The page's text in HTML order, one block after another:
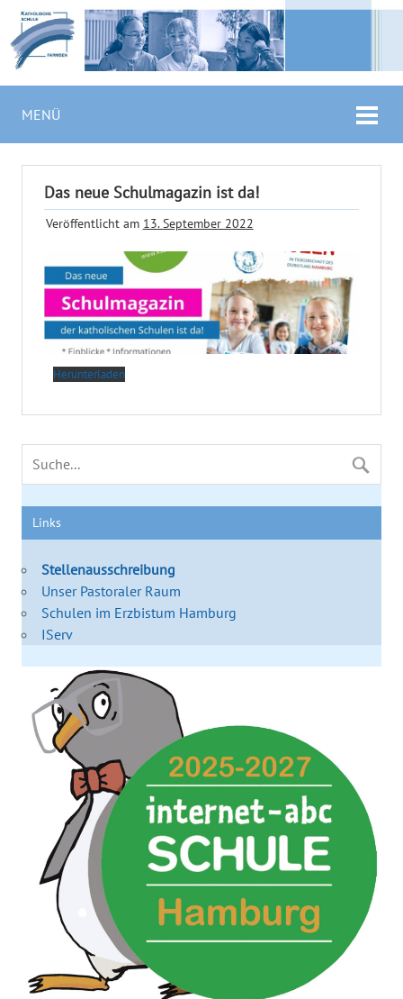
MENÜ
Das neue Schulmagazin ist da!
Veröffentlicht am 13. September 2022
Herunterladen
Links
Stellenausschreibung
Unser Pastoraler Raum
Schulen im Erzbistum Hamburg
IServ